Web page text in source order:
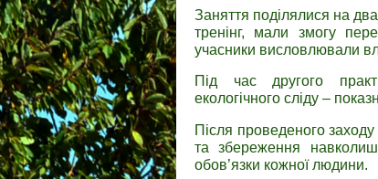
Заняття поділялися на
тренінг, мали змогу
учасники висловлювали
Під час другого
екологічного сліду –
Після проведеного
та збереження
обов’язки кожної людини.